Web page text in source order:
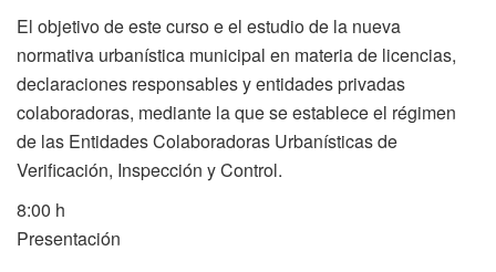
El objetivo de este curso e el estudio de la nueva
normativa urbanística municipal en materia de licencias,
declaraciones responsables y entidades privadas
colaboradoras, mediante la que se establece el régimen
de las Entidades Colaboradoras Urbanísticas de
Verificación, Inspección y Control.
8:00 h
Presentación